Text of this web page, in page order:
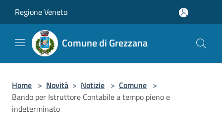
Regione Veneto
Comune di Grezzana
Home > Novità > Notizie > Comune >
Bando per Istruttore Contabile a tempo pieno e
indeterminato